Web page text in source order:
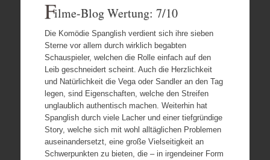
Filme-Blog Wertung: 7/10
Die Komödie Spanglish verdient sich ihre sieben
Sterne vor allem durch wirklich begabten
Schauspieler, welchen die Rolle einfach auf den
Leib geschneidert scheint. Auch die Herzlichkeit
und Natürlichkeit die Vega oder Sandler an den Tag
legen, sind Eigenschaften, welche den Streifen
unglaublich authentisch machen. Weiterhin hat
Spanglish durch viele Lacher und einer tiefgründige
Story, welche sich mit wohl alltäglichen Problemen
auseinandersetzt, eine große Vielseitigkeit an
Schwerpunkten zu bieten, die – in irgendeiner Form